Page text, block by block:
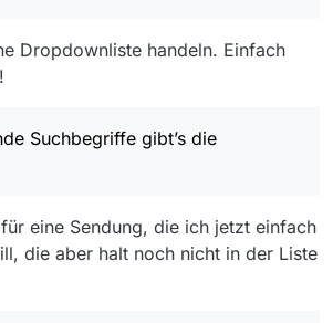
du meinst, die Welt bestehe nur aus
(die MPC super finden). MV ist
auf allen relevanten Plattformen
und Linux) verfügbar ist und wir
er mit allen Sendungen bzw. Protokollen
dich, VLC zum Abspielen zu benutzen,
des Abspielsets (damit MPC damit
danach im Forum…
Dropdownliste handeln. Einfach
Suchbegriffe gibt’s die
eine Sendung, die ich jetzt einfach
die aber halt noch nicht in der Liste